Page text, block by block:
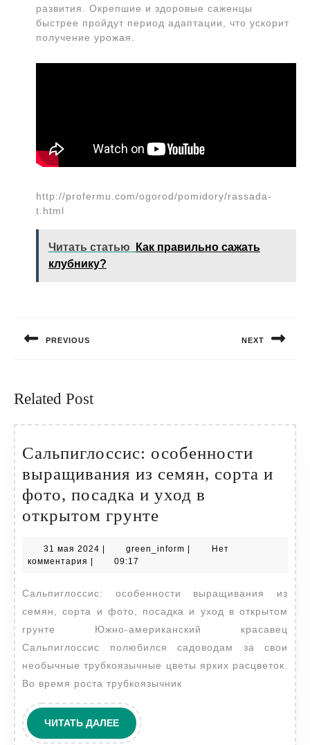
развития. Окрепшие и здоровые саженцы
быстрее пройдут период адаптации, что ускорит
получение урожая.
http://profermu.com/ogorod/pomidory/rassada-
t.html
Читать статью
Как правильно сажать
клубнику?
записям
PREVIOUS NEXT
Related Post
Сальпиглоссис: особенности
выращивания из семян, сорта и
фото, посадка и уход в
открытом грунте
выращивания
семян,
сорта
и
фото,
посадка
31 мая 2024 31
мая
| green_inform green_inform
|
Нет
комментария | 09:17
Сальпиглоссис: особенности выращивания из
семян, сорта и фото, посадка и уход в открытом
грунте Южно-американский красавец
Сальпиглоссис полюбился садоводам за свои
необычные трубкоязычные цветы ярких расцветок.
Во время роста трубкоязычник
ЧИТАТЬ ДАЛЕЕЧИТАТЬ
ДАЛЕЕ